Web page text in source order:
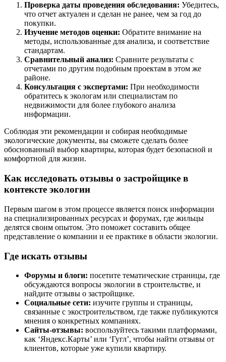
Проверка даты проведения обследования: Убедитесь,
что отчет актуален и сделан не ранее, чем за год до
покупки.
Изучение методов оценки: Обратите внимание на
методы, использованные для анализа, и соответствие
стандартам.
Сравнительный анализ: Сравните результаты с
отчетами по другим подобным проектам в этом же
районе.
Консультация с экспертами: При необходимости
обратитесь к экологам или специалистам по
недвижимости для более глубокого анализа
информации.
Соблюдая эти рекомендации и собирая необходимые
экологические документы, вы сможете сделать более
обоснованный выбор квартиры, которая будет безопасной и
комфортной для жизни.
Как исследовать отзывы о застройщике в
контексте экологии
Первым шагом в этом процессе является поиск информации
на специализированных ресурсах и форумах, где жильцы
делятся своим опытом. Это поможет составить общее
представление о компании и ее практике в области экологии.
Где искать отзывы
Форумы и блоги: посетите тематические страницы, где
обсуждаются вопросы экологии в строительстве, и
найдите отзывы о застройщике.
Социальные сети: изучите группы и страницы,
связанные с экостроительством, где также публикуются
мнения о конкретных компаниях.
Сайты-отзывы: воспользуйтесь такими платформами,
как ‘Яндекс.Карты’ или ‘Гугл’, чтобы найти отзывы от
клиентов, которые уже купили квартиру.